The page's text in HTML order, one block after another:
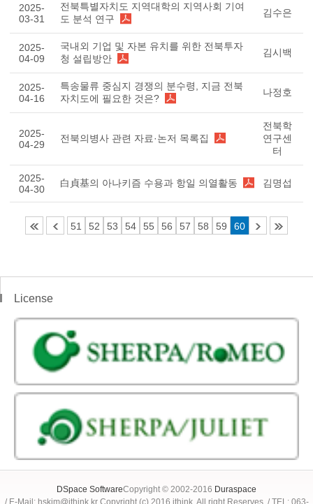
2025-
03-31
전북특별자치도 지역대학의 지역사회 기여
도 분석 연구
김수은
2025-
04-09
국내외 기업 및 자본 유치를 위한 전북투자
청 설립방안
김시백
2025-
04-16
특송물류 중심지 경쟁의 분수령, 지금 전북
자치도에 필요한 것은?
나정호
2025-
04-29
전북의병사 관련 자료·논저 목록집
전북학
연구센
터
2025-
04-30
白貞基의 아나키즘 수용과 항일 의열활동 김명섭
51 52 53 54 55 56 57 58 59 60
License
DSpace SoftwareCopyright © 2002-2016 Duraspace
/ E-Mail: hskim@jthink.kr Copyright (c) 2016 jthink. All right Reserves. / TEL: 063-